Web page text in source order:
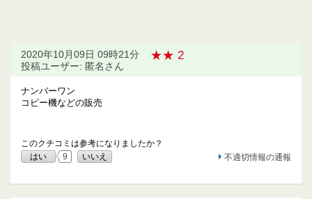
2020年10月09日 09時21分 ★★ 2
投稿ユーザー: 匿名さん
ナンバーワン
コピー機などの販売
このクチコミは参考になりましたか？
はい
9 いいえ 不適切情報の通報